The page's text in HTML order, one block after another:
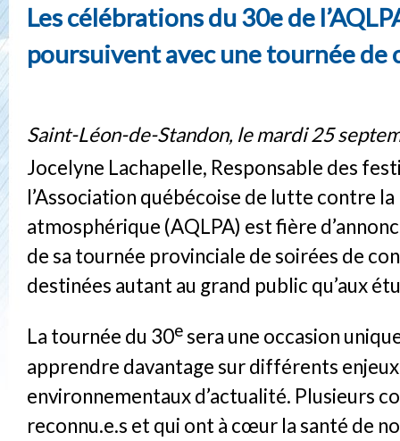
Les célébrations du 30e de
poursuivent avec une tournée de
Saint-Léon-de-Standon, le mardi 25
Jocelyne Lachapelle, Responsable des
l’Association québécoise de lutte contre
atmosphérique (AQLPA) est fière
de sa tournée provinciale de soirées de
destinées autant au grand public qu’aux
La tournée du 30esera une occasion
apprendre davantage sur différents enjeux
environnementaux d’actualité. Plusieurs
reconnu.e.s et qui ont à cœur la santé de